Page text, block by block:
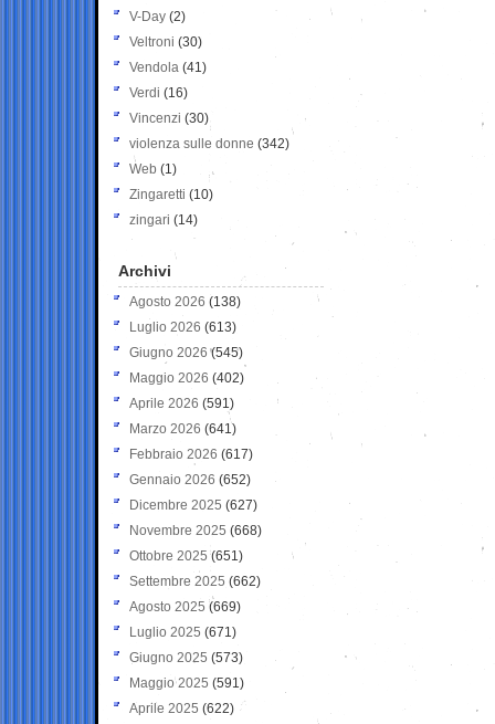
V-Day (2)
Veltroni (30)
Vendola (41)
Verdi (16)
Vincenzi (30)
violenza sulle donne (342)
Web (1)
Zingaretti (10)
zingari (14)
Archivi
Agosto 2026 (138)
Luglio 2026 (613)
Giugno 2026 (545)
Maggio 2026 (402)
Aprile 2026 (591)
Marzo 2026 (641)
Febbraio 2026 (617)
Gennaio 2026 (652)
Dicembre 2025 (627)
Novembre 2025 (668)
Ottobre 2025 (651)
Settembre 2025 (662)
Agosto 2025 (669)
Luglio 2025 (671)
Giugno 2025 (573)
Maggio 2025 (591)
Aprile 2025 (622)